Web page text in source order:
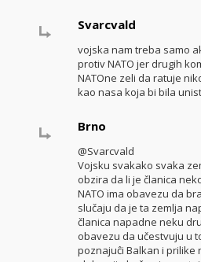
Svarcvald
vojska nam treba samo
protiv NATO jer drugih
NATOne zeli da ratuje
kao nasa koja bi bila
Brno
@Svarcvald
Vojsku svakako svaka
obzira da li je članica
NATO ima obavezu da
slučaju da je ta zemlja
članica napadne neku
obavezu da učestvuju u
poznajuĉi Balkan i prilike